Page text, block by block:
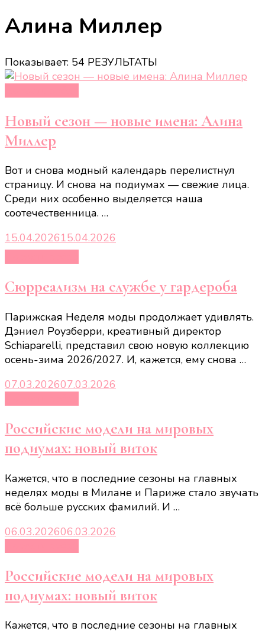
Алина Миллер
Показывает: 54 РЕЗУЛЬТАТЫ
Новый сезон — новые имена: Алина
Миллер
Вот и снова модный календарь перелистнул
страницу. И снова на подиумах — свежие лица.
Среди них особенно выделяется наша
соотечественница. …
15.04.202615.04.2026
Сюрреализм на службе у гардероба
Парижская Неделя моды продолжает удивлять.
Дэниел Роузберри, креативный директор
Schiaparelli, представил свою новую коллекцию
осень-зима 2026/2027. И, кажется, ему снова …
07.03.202607.03.2026
Российские модели на мировых
подиумах: новый виток
Кажется, что в последние сезоны на главных
неделях моды в Милане и Париже стало звучать
всё больше русских фамилий. И …
06.03.202606.03.2026
Российские модели на мировых
подиумах: новый виток
Кажется, что в последние сезоны на главных